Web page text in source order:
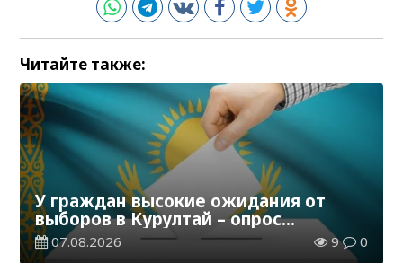
Читайте также:
У граждан высокие ожидания от
выборов в Курултай – опрос
общественного мнения
07.08.2026 9 0